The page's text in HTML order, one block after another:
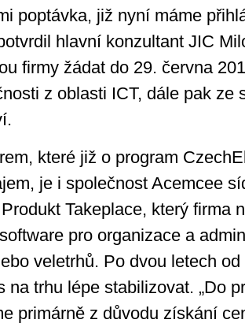
poptávka, již nyní máme
hlavní konzultant JIC
firmy žádat do 29. června
z oblasti ICT, dále pak ze
které již o program
je i společnost Acemcee
Takeplace, který firma
pro organizace a
veletrhů. Po dvou letech
na trhu lépe stabilizovat. „Do
primárně z důvodu získání